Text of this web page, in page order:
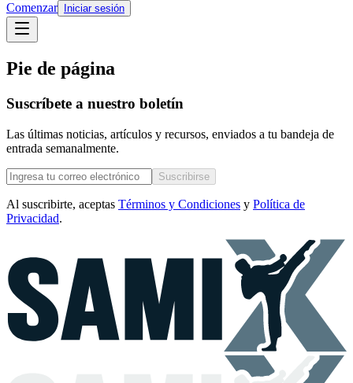
Comenzar Iniciar sesión
Pie de página
Suscríbete a nuestro boletín
Las últimas noticias, artículos y recursos, enviados a tu bandeja de
entrada semanalmente.
Suscribirse
Al suscribirte, aceptas Términos y Condiciones y Política de
Privacidad.